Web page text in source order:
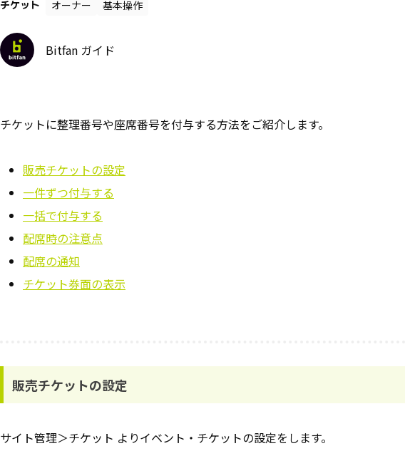
チケット オーナー 基本操作
Bitfan ガイド
チケットに整理番号や座席番号を付与する方法をご紹介します。
販売チケットの設定
一件ずつ付与する
一括で付与する
配席時の注意点
配席の通知
チケット券面の表示
販売チケットの設定
サイト管理＞チケット よりイベント・チケットの設定をします。